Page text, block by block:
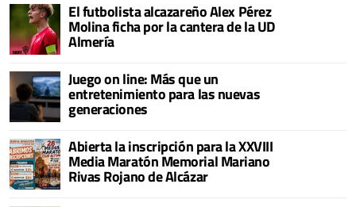
El futbolista alcazareño Alex Pérez
Molina ficha por la cantera de la UD
Almería
Juego on line: Más que un
entretenimiento para las nuevas
generaciones
Abierta la inscripción para la XXVIII
Media Maratón Memorial Mariano
Rivas Rojano de Alcázar